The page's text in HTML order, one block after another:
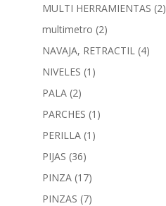
MULTI HERRAMIENTAS (2)
multimetro (2)
NAVAJA, RETRACTIL (4)
NIVELES (1)
PALA (2)
PARCHES (1)
PERILLA (1)
PIJAS (36)
PINZA (17)
PINZAS (7)